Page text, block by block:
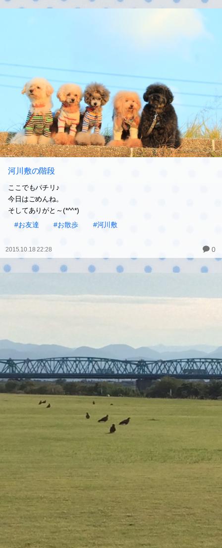
河川敷の階段
ここでもパチリ♪
今日はごめんね。
そしてありがと～(*^^*)
#お友達
#お散歩 #河川敷
2015.10.18 22:28 0